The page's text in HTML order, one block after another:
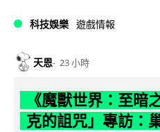
科技娛樂 遊戲情報
天恩 23 小時
《魔獸世界：至暗
克的詛咒」專訪：